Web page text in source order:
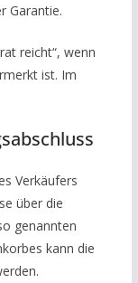
Garantie.
reicht“, wenn
ist. Im
Verkäufers
über die
genannten
kann die